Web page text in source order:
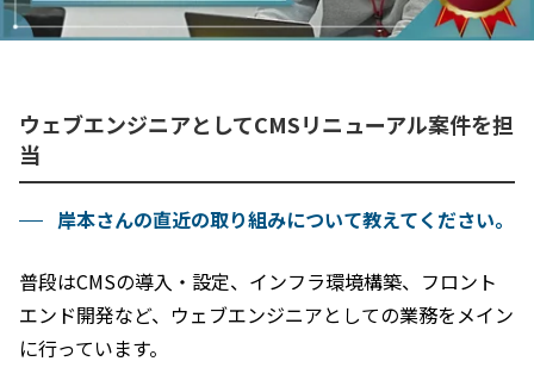
ウェブエンジニアとしてCMSリニューアル案件を担
当
岸本さんの直近の取り組みについて教えてください。
普段はCMSの導入・設定、インフラ環境構築、フロント
エンド開発など、ウェブエンジニアとしての業務をメイン
に行っています。